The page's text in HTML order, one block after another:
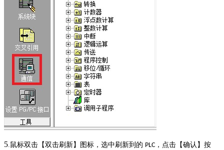
5 .鼠标双击【双击刷新】图标，选中刷新到的 PLC ，点击【确认】按